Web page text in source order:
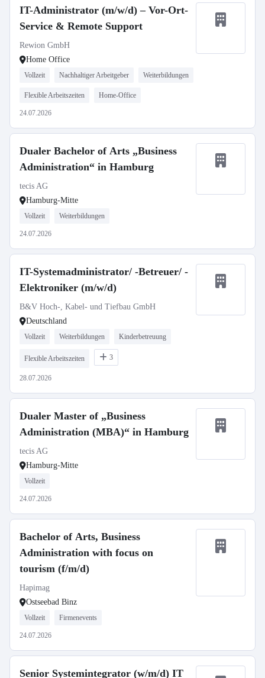
IT-Administrator (m/w/d) – Vor-Ort-
Service & Remote Support
Rewion GmbH
Home Office
Vollzeit Nachhaltiger Arbeitgeber Weiterbildungen
Flexible Arbeitszeiten Home-Office
24.07.2026
Dualer Bachelor of Arts „Business
Administration“ in Hamburg
tecis AG
Hamburg-Mitte
Vollzeit Weiterbildungen
24.07.2026
IT-Systemadministrator/ -Betreuer/ -
Elektroniker (m/w/d)
B&V Hoch-, Kabel- und Tiefbau GmbH
Deutschland
Vollzeit Weiterbildungen Kinderbetreuung
Flexible Arbeitszeiten 3
28.07.2026
Dualer Master of „Business
Administration (MBA)“ in Hamburg
tecis AG
Hamburg-Mitte
Vollzeit
24.07.2026
Bachelor of Arts, Business
Administration with focus on
tourism (f/m/d)
Hapimag
Ostseebad Binz
Vollzeit Firmenevents
24.07.2026
Senior Systemintegrator (w/m/d) IT